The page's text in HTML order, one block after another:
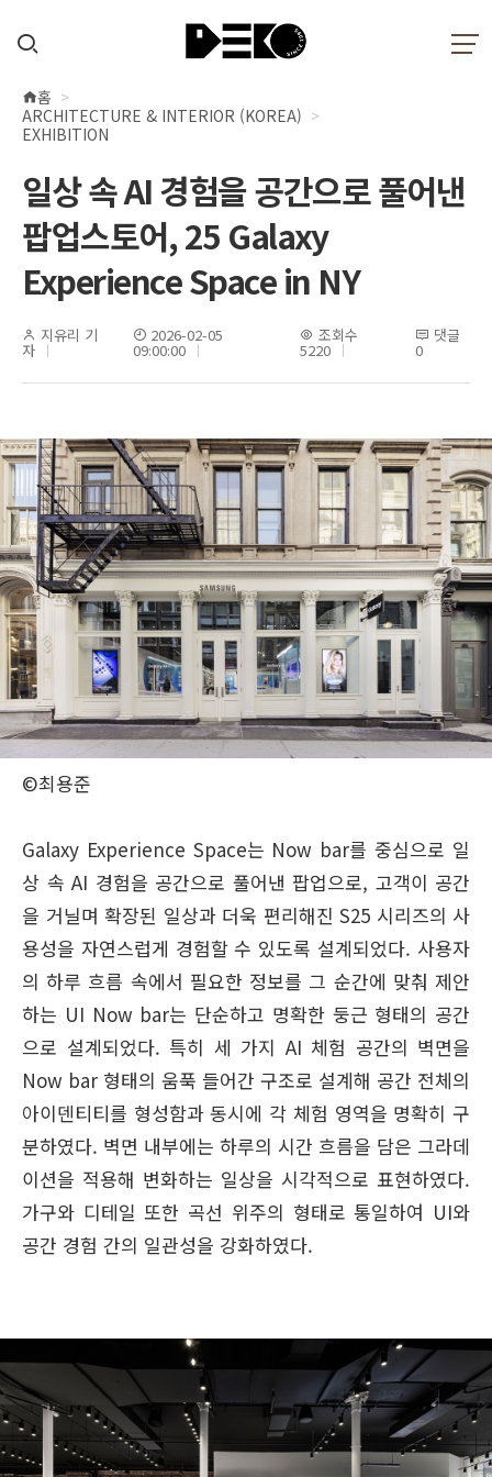
현
재
치
홈
ARCHITECTURE & INTERIOR (KOREA)
EXHIBITION
일상 속 AI 경험을 공간으로 풀어낸
팝업스토어, 25 Galaxy
Experience Space in NY
지유리 기
자
2026-02-05
09:00:00
조회수
5220
댓글
0
©최용준
Galaxy Experience Space는 Now bar를 중심으로 일
상 속 AI 경험을 공간으로 풀어낸 팝업으로, 고객이 공간
을 거닐며 확장된 일상과 더욱 편리해진 S25 시리즈의 사
용성을 자연스럽게 경험할 수 있도록 설계되었다. 사용자
의 하루 흐름 속에서 필요한 정보를 그 순간에 맞춰 제안
하는 UI Now bar는 단순하고 명확한 둥근 형태의 공간
으로 설계되었다. 특히 세 가지 AI 체험 공간의 벽면을
Now bar 형태의 움푹 들어간 구조로 설계해 공간 전체의
아이덴티티를 형성함과 동시에 각 체험 영역을 명확히 구
분하였다. 벽면 내부에는 하루의 시간 흐름을 담은 그라데
이션을 적용해 변화하는 일상을 시각적으로 표현하였다.
가구와 디테일 또한 곡선 위주의 형태로 통일하여 UI와
공간 경험 간의 일관성을 강화하였다.